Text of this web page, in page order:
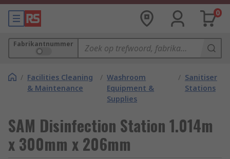
0
Fabrikantnummer
/ Facilities Cleaning
& Maintenance
/ Washroom
Equipment &
Supplies
/ Sanitiser
Stations
SAM Disinfection Station 1.014m
x 300mm x 206mm